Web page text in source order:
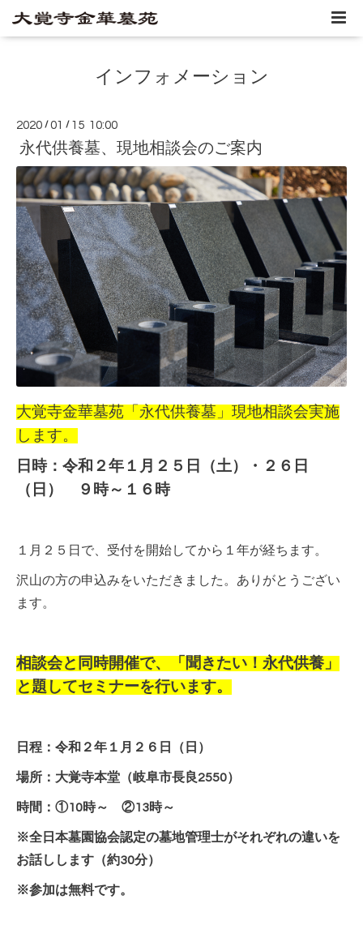
インフォメーション
2020 /01 / 15 10:00
永代供養墓、現地相談会のご案内
大覚寺金華墓苑「永代供養墓」現地相談会実施
します。
日時：令和２年１月２５日（土）・２６日
（日） ９時～１６時
１月２５日で、受付を開始してから１年が経ちます。
沢山の方の申込みをいただきました。ありがとうござい
ます。
相談会と同時開催で、「聞きたい！永代供養」
と題してセミナーを行います。
日程：令和２年１月２６日（日）
場所：大覚寺本堂（岐阜市長良2550）
時間：①10時～ ②13時～
※全日本墓園協会認定の墓地管理士がそれぞれの違いを
お話しします（約30分）
※参加は無料です。